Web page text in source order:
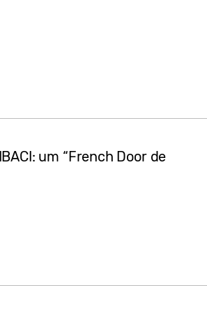
um “French Door de